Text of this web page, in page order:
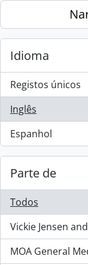
Skip to main content
Idioma
Registos únicos
, 30443 resultados
Inglês
, 30443 resultados
Espanhol
, 2 resultados
Parte de
Todos
Vickie Jensen
, 4373 resultados
MOA General
, 3008 resultados